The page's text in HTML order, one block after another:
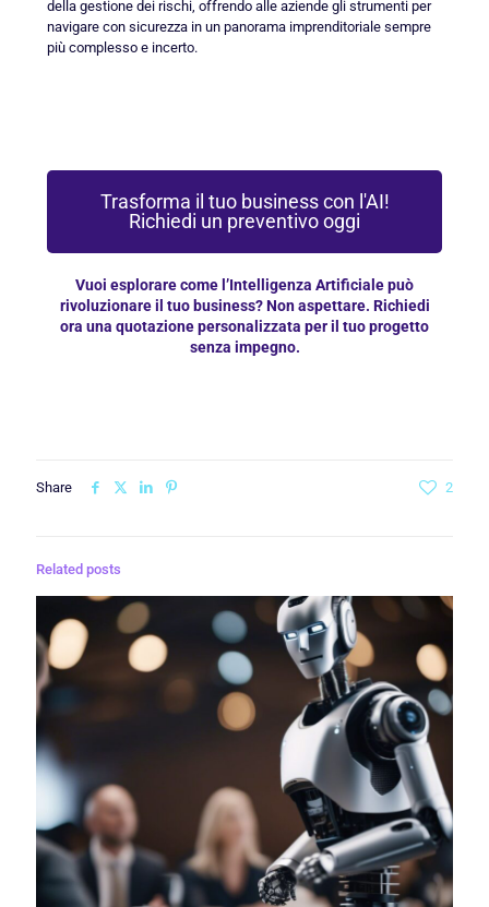
della gestione dei rischi, offrendo alle aziende gli strumenti per
navigare con sicurezza in un panorama imprenditoriale sempre
più complesso e incerto.
Trasforma il tuo business con l'AI!
Richiedi un preventivo oggi
Vuoi esplorare come l’Intelligenza Artificiale può
rivoluzionare il tuo business? Non aspettare. Richiedi
ora una quotazione personalizzata per il tuo progetto
senza impegno.
Share 2
Related posts